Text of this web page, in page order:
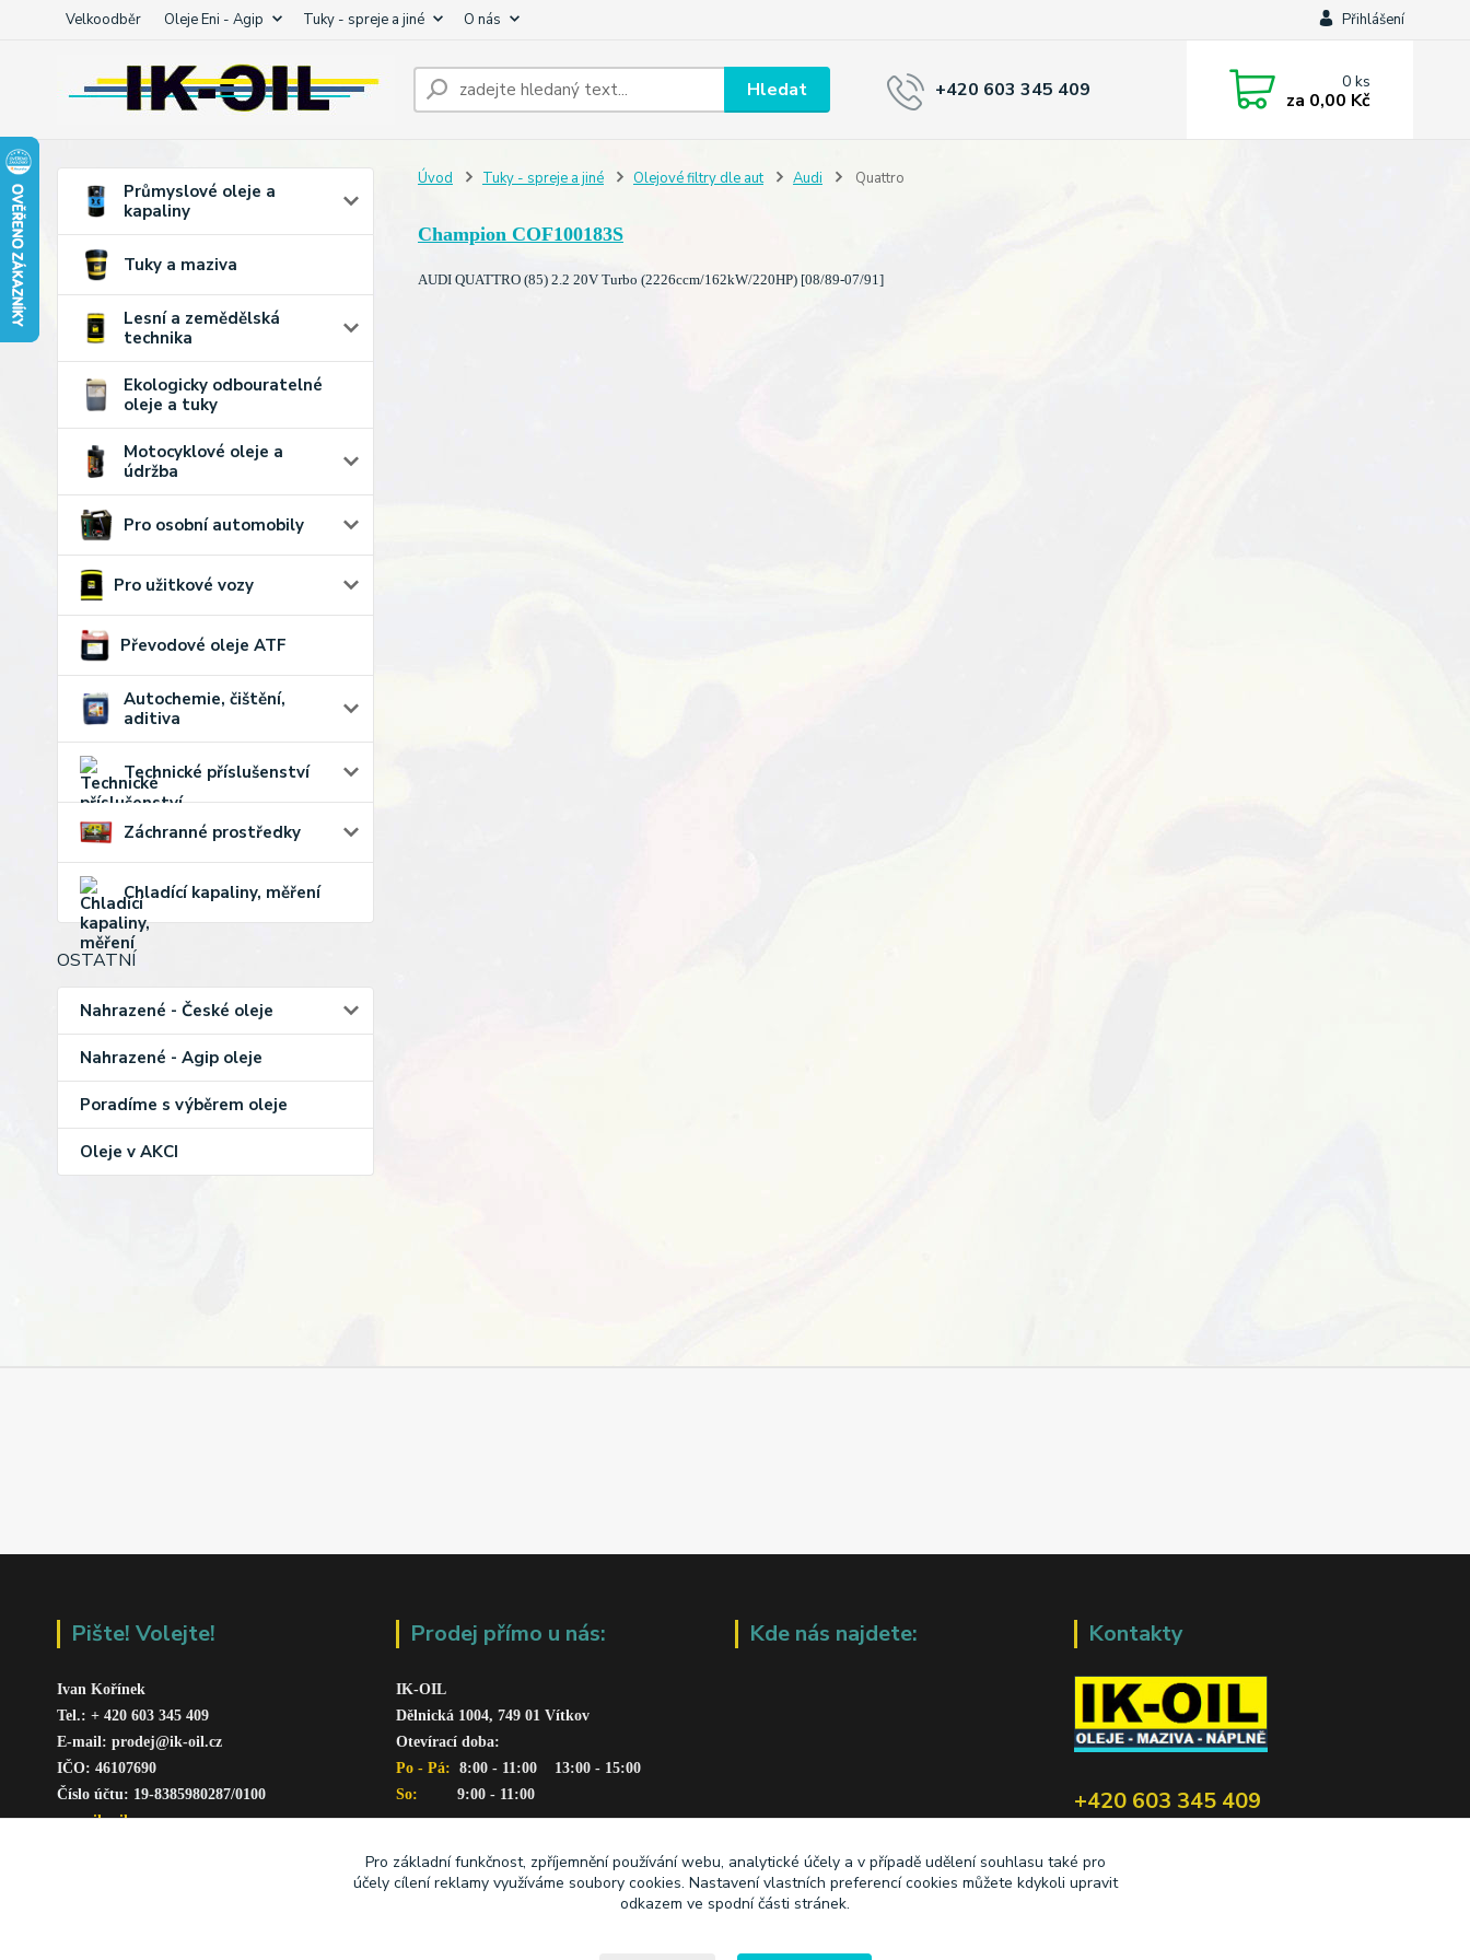
Velkoodběr Oleje Eni - Agip Tuky - spreje a jiné O nás Přihlášení
Hledat +420 603 345 409 0ks
za 0,00 Kč
Průmyslové oleje a
kapaliny
Tuky a maziva
Lesní a zemědělská
technika
Ekologicky odbouratelné
oleje a tuky
Motocyklové oleje a
údržba
Pro osobní automobily
Pro užitkové vozy
Převodové oleje ATF
Autochemie, čištění,
aditiva
Technické příslušenství
Záchranné prostředky
Chladící kapaliny, měření
OSTATNÍ
Nahrazené - České oleje
Nahrazené - Agip oleje
Poradíme s výběrem oleje
Oleje v AKCI
Úvod Tuky - spreje a jiné Olejové filtry dle aut Audi Quattro
Champion COF100183S
AUDI QUATTRO (85) 2.2 20V Turbo (2226ccm/162kW/220HP) [08/89-07/91]
Pište! Volejte!
Ivan Kořínek
Tel.: + 420 603 345 409
E-mail: prodej@ik-oil.cz
IČO: 46107690
Číslo účtu: 19-8385980287/0100
www.ik-oil.cz
Prodej přímo u nás:
IK-OIL
Dělnická 1004, 749 01 Vítkov
Otevírací doba:
Po - Pá: 8:00 - 11:00    13:00 - 15:00
So:
      9:00 - 11:00
Kde nás najdete: Kontakty
+420 603 345 409
Pro základní funkčnost, zpříjemnění používání webu, analytické účely a v případě udělení souhlasu také pro
účely cílení reklamy využíváme soubory cookies. Nastavení vlastních preferencí cookies můžete kdykoli upravit
odkazem ve spodní části stránek.